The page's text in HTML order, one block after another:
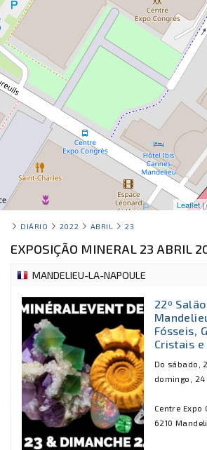
Leaflet|
DIÁRIO 2022 ABRIL 23
EXPOSIÇÃO MINERAL 23 ABRIL
MANDELIEU-LA-NAPOULE
22º
Fósseis,
Cristais
Do sábado,
domingo,
Centre Expo
6210